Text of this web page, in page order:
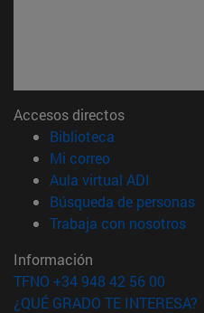
Accesos directos
Biblioteca
Mi correo(abre en
Aula virtual ADI
Búsqueda de personas
Trabaja con nosotros
Información
TFNO +34 948 42 56 00
¿QUÉ GRADO TE INTERESA?